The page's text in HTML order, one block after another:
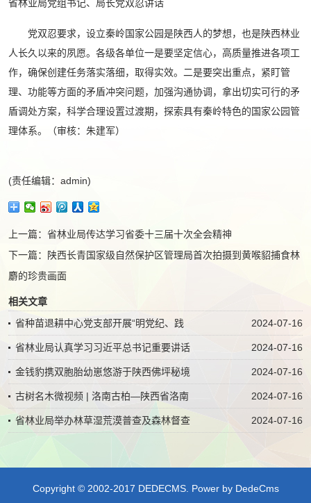
省林业局党组书记、局长党双忍讲话
党双忍要求，设立秦岭国家公园是陕西人的梦想，也是陕西林业
人长久以来的夙愿。各级各单位一是要坚定信心，高质量推进各项工
作，确保创建任务落实落细，取得实效。二是要突出重点，紧盯管
理、功能等方面的矛盾冲突问题，加强沟通协调，拿出切实可行的矛
盾调处方案，科学合理设置过渡期，探索具有秦岭特色的国家公园管
理体系。（审核：朱建军）
(责任编辑：admin)
上一篇： 省林业局传达学习省委十三届十次全会精神
下一篇：
陕西长青国家级自然保护区管理局首次拍摄到黄喉貂捕食林
麝的珍贵画面
相关文章
2024-07-16
省种苗退耕中心党支部开展“明党纪、践
2024-07-16
省林业局认真学习习近平总书记重要讲话
2024-07-16
金钱豹携双胞胎幼崽悠游于陕西佛坪秘境
2024-07-16
古树名木微视频 | 洛南古柏—陕西省洛南
2024-07-16
省林业局举办林草湿荒漠普查及森林督查
Copyright © 2002-2017 DEDECMS. Power by DedeCms